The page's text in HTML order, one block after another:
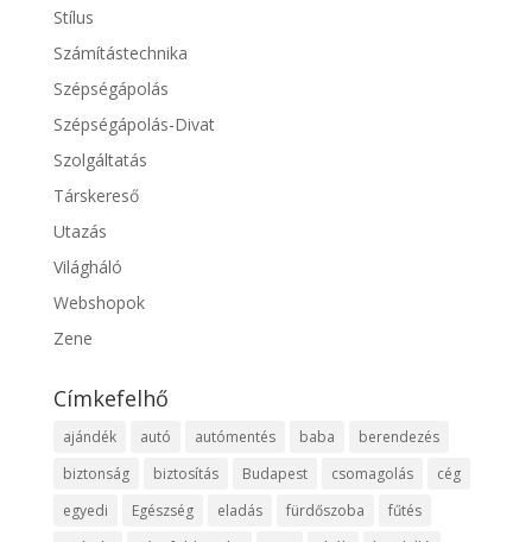
Stílus
Számítástechnika
Szépségápolás
Szépségápolás-Divat
Szolgáltatás
Társkereső
Utazás
Világháló
Webshopok
Zene
Címkefelhő
ajándék autó autómentés baba
berendezés
biztonság
biztosítás Budapest csomagolás
cég
egyedi
Egészség eladás fürdőszoba
fűtés